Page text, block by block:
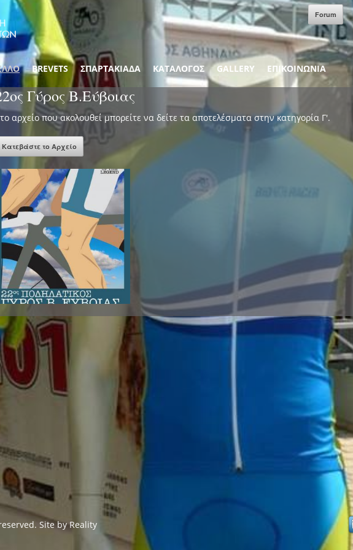
Forum
BREVETS ΣΠΑΡΤΑΚΙΑΔΑ ΚΑΤΑΛΟΓΟΣ GALLERY ΕΠΙΚΟΙΝΩΝΙΑ
Γύρος Β.Εύβοιας
αρχείο που ακολουθεί μπορείτε να δείτε τα αποτελέσματα στην κατηγορία Γ'.
Κατεβάστε το Αρχείο
Site byReality